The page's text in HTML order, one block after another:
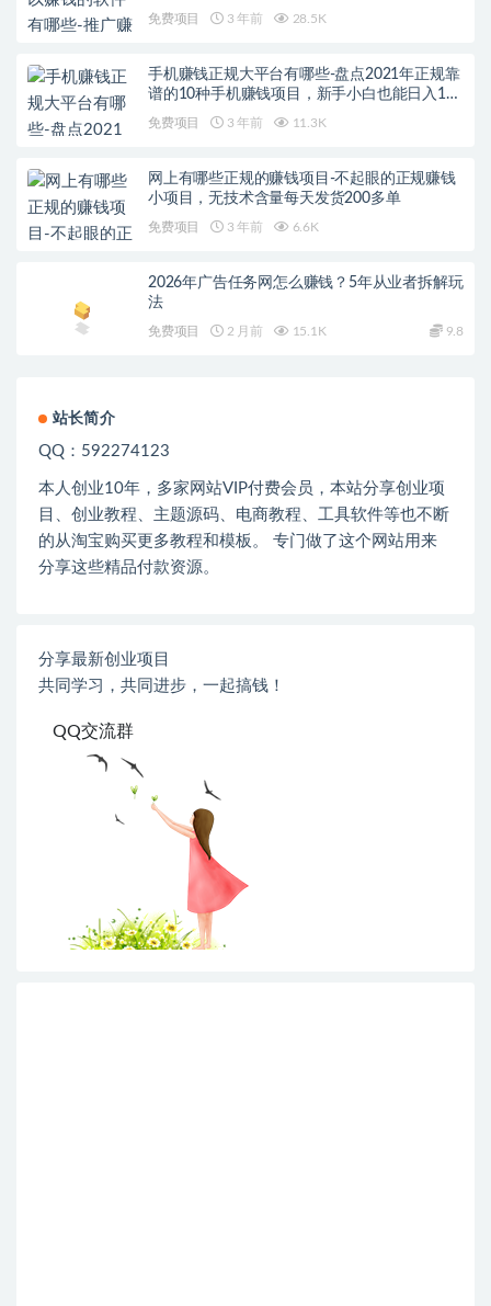
免费项目 3 年前 28.5K
手机赚钱正规大平台有哪些-盘点2021年正规靠
谱的10种手机赚钱项目，新手小白也能日入100
元
免费项目 3 年前 11.3K
网上有哪些正规的赚钱项目-不起眼的正规赚钱
小项目，无技术含量每天发货200多单
免费项目 3 年前 6.6K
2026年广告任务网怎么赚钱？5年从业者拆解玩
法
免费项目 2 月前 15.1K 9.8
站长简介
QQ：592274123
本人创业10年，多家网站VIP付费会员，本站分享创业项
目、创业教程、主题源码、电商教程、工具软件等也不断
的从淘宝购买更多教程和模板。 专门做了这个网站用来
分享这些精品付款资源。
分享最新创业项目
共同学习，共同进步，一起搞钱！
QQ交流群